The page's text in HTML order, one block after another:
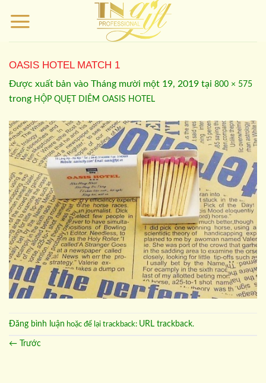
qua
OASIS HOTEL MATCH 1
Được xuất bản vào Tháng mười một 19, 2019 tại 800 × 575
trong HỘP QUẸT DIÊM OASIS HOTEL
Đăng bình luận hoặc để lại trackback: URL trackback.
← Trước